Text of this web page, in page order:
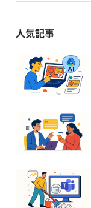
人気記事